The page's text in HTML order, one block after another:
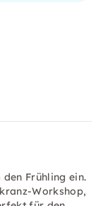
Frühling ein.
Workshop,